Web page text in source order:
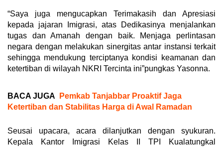
“Saya juga mengucapkan Terimakasih dan Apresiasi
kepada jajaran Imigrasi, atas Dedikasinya menjalankan
tugas dan Amanah dengan baik. Menjaga perlintasan
negara dengan melakukan sinergitas antar instansi terkait
sehingga mendukung terciptanya kondisi keamanan dan
ketertiban di wilayah NKRI Tercinta ini”pungkas Yasonna.
BACA JUGA
Pemkab Tanjabbar Proaktif Jaga
Ketertiban dan Stabilitas Harga di Awal Ramadan
Seusai upacara, acara dilanjutkan dengan syukuran.
Kepala Kantor Imigrasi Kelas II TPI Kualatungkal